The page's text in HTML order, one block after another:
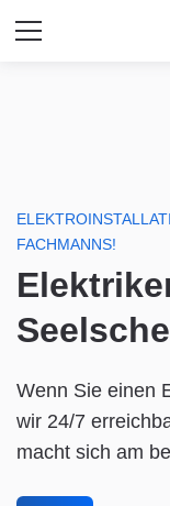
FACHMANNS!
Wenn Sie einen
wir 24/7
macht sich am